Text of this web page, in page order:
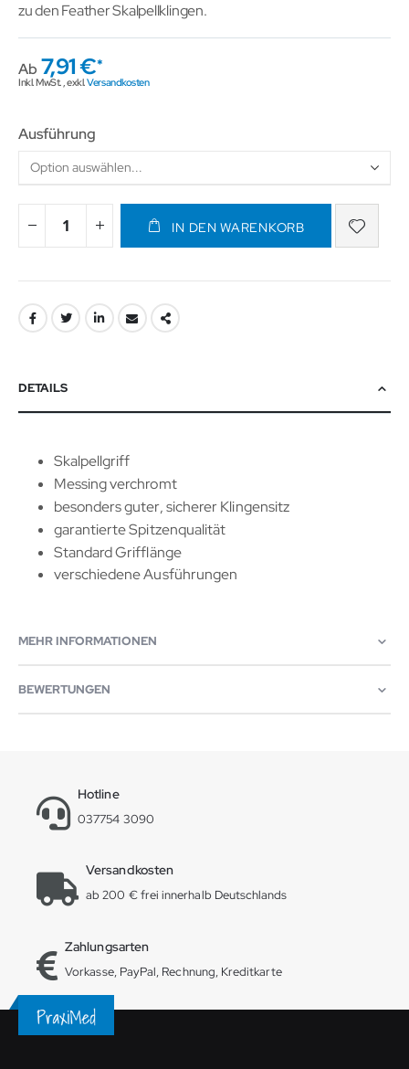
zu den Feather Skalpellklingen.
Ab 7,91 €
Inkl. MwSt.,exkl.Versandkosten
Ausführung
IN DEN WARENKORB
DETAILS
Skalpellgriff
Messing verchromt
besonders guter, sicherer Klingensitz
garantierte Spitzenqualität
Standard Grifflänge
verschiedene Ausführungen
MEHR INFORMATIONEN
BEWERTUNGEN
Hotline
037754 3090
Versandkosten
ab 200 € frei innerhalb Deutschlands
Zahlungsarten
Vorkasse, PayPal, Rechnung, Kreditkarte